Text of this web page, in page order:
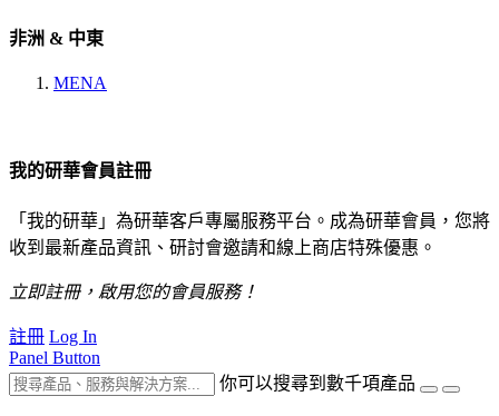
非洲 & 中東
MENA
我的研華會員註冊
「我的研華」為研華客戶專屬服務平台。成為研華會員，您將
收到最新產品資訊、研討會邀請和線上商店特殊優惠。
立即註冊，啟用您的會員服務！
註冊 Log In
Panel Button
你可以搜尋到數千項產品